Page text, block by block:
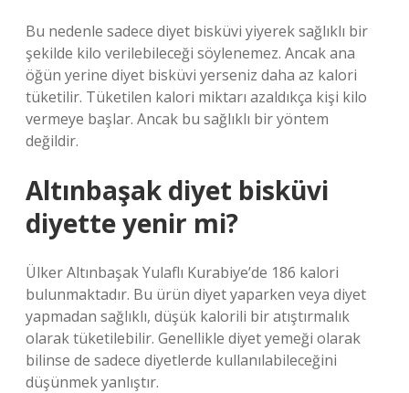
Bu nedenle sadece diyet bisküvi yiyerek sağlıklı bir
şekilde kilo verilebileceği söylenemez. Ancak ana
öğün yerine diyet bisküvi yerseniz daha az kalori
tüketilir. Tüketilen kalori miktarı azaldıkça kişi kilo
vermeye başlar. Ancak bu sağlıklı bir yöntem
değildir.
Altınbaşak diyet bisküvi
diyette yenir mi?
Ülker Altınbaşak Yulaflı Kurabiye’de 186 kalori
bulunmaktadır. Bu ürün diyet yaparken veya diyet
yapmadan sağlıklı, düşük kalorili bir atıştırmalık
olarak tüketilebilir. Genellikle diyet yemeği olarak
bilinse de sadece diyetlerde kullanılabileceğini
düşünmek yanlıştır.